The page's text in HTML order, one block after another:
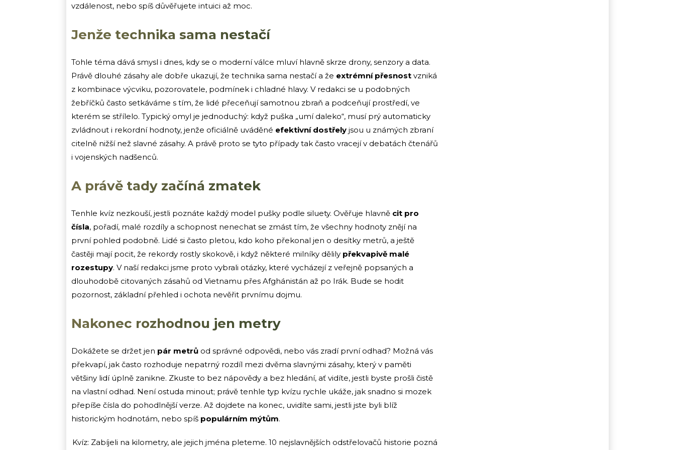
vzdálenost, nebo spíš důvěřujete intuici až moc.
Jenže technika sama nestačí
Tohle téma dává smysl i dnes, kdy se o moderní válce mluví hlavně skrze drony, senzory a data.
Právě dlouhé zásahy ale dobře ukazují, že technika sama nestačí a že extrémní přesnost vzniká
z kombinace výcviku, pozorovatele, podmínek i chladné hlavy. V redakci se u podobných
žebříčků často setkáváme s tím, že lidé přeceňují samotnou zbraň a podceňují prostředí, ve
kterém se střílelo. Typický omyl je jednoduchý: když puška „umí daleko“, musí prý automaticky
zvládnout i rekordní hodnoty, jenže oficiálně uváděné efektivní dostřely jsou u známých zbraní
citelně nižší než slavné zásahy. A právě proto se tyto případy tak často vracejí v debatách čtenářů
i vojenských nadšenců.
A právě tady začíná zmatek
Tenhle kvíz nezkouší, jestli poznáte každý model pušky podle siluety. Ověřuje hlavně cit pro
čísla, pořadí, malé rozdíly a schopnost nenechat se zmást tím, že všechny hodnoty znějí na
první pohled podobně. Lidé si často pletou, kdo koho překonal jen o desítky metrů, a ještě
častěji mají pocit, že rekordy rostly skokově, i když některé milníky dělily překvapivě malé
rozestupy. V naší redakci jsme proto vybrali otázky, které vycházejí z veřejně popsaných a
dlouhodobě citovaných zásahů od Vietnamu přes Afghánistán až po Irák. Bude se hodit
pozornost, základní přehled i ochota nevěřit prvnímu dojmu.
Nakonec rozhodnou jen metry
Dokážete se držet jen pár metrů od správné odpovědi, nebo vás zradí první odhad? Možná vás
překvapí, jak často rozhoduje nepatrný rozdíl mezi dvěma slavnými zásahy, který v paměti
většiny lidí úplně zanikne. Zkuste to bez nápovědy a bez hledání, ať vidíte, jestli byste prošli čistě
na vlastní odhad. Není ostuda minout; právě tenhle typ kvízu rychle ukáže, jak snadno si mozek
přepíše čísla do pohodlnější verze. Až dojdete na konec, uvidíte sami, jestli jste byli blíž
historickým hodnotám, nebo spíš populárním mýtům.
Kvíz: Zabíjeli na kilometry, ale jejich jména pleteme. 10 nejslavnějších odstřelovačů historie pozná